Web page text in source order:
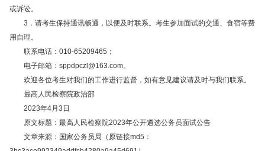
或诉讼。
3．请考生保持通讯畅通，以便及时联系。考生参加面试的交通、食宿等费
用自理。
联系电话：010-65209465；
电子邮箱： sppdpczl@163.com。
欢迎各位考生对我们的工作进行监督，如有意见建议请及时与我们联系。
最高人民检察院政治部
2023年4月3日
原文标题：最高人民检察院2023年公开遴选公务员面试公告
文章来源：国家公务员局（原链接md5：